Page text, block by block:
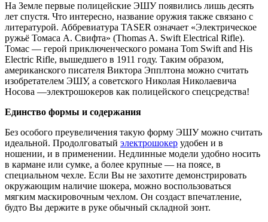
На Земле первые полицейские ЭШУ появились лишь десять
лет спустя. Что интересно, название оружия также связано с
литературой. Аббревиатура TASER означает «Электрическое
ружьё Томаса А. Свифта» (Thomas A. Swift Electrical Rifle).
Томас — герой приключенческого романа Tom Swift and His
Electric Rifle, вышедшего в 1911 году. Таким образом,
американского писателя Виктора Эпплтона можно считать
изобретателем ЭШУ, а советского Николая Николаевича
Носова —электрошокеров как полицейского спецсредства!
Единство формы и содержания
Без особого преувеличения такую форму ЭШУ можно считать
идеальной. Продолговатый электрошокер удобен и в
ношении, и в применении. Недлинные модели удобно носить
в кармане или сумке, а более крупные — на поясе, в
специальном чехле. Если Вы не захотите демонстрировать
окружающим наличие шокера, можно воспользоваться
мягким маскировочным чехлом. Он создаст впечатление,
будто Вы держите в руке обычный складной зонт.